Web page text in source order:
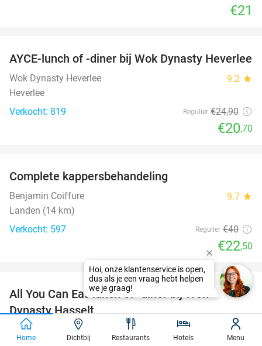
€21
17%
AYCE-lunch of -diner bij Wok Dynasty Heverlee
Wok Dynasty Heverlee 9.2 star
Heverlee
Verkocht: 819
Regulier €24,90
€20,70
Complete kappersbehandeling
Benjamin Coiffure 9.7 star
Landen (14 km)
Verkocht: 597
Regulier €40
€22,50
20%
favorite_border
All You Can Eat-lunch of -diner bij Wok
Dynasty Hasselt
Wok Dynasty Hasselt 9.2
Home Dichtbij Restaurants Hotels Menu
Hoi, onze klantenservice is open,
dus als je een vraag hebt helpen
we je graag!